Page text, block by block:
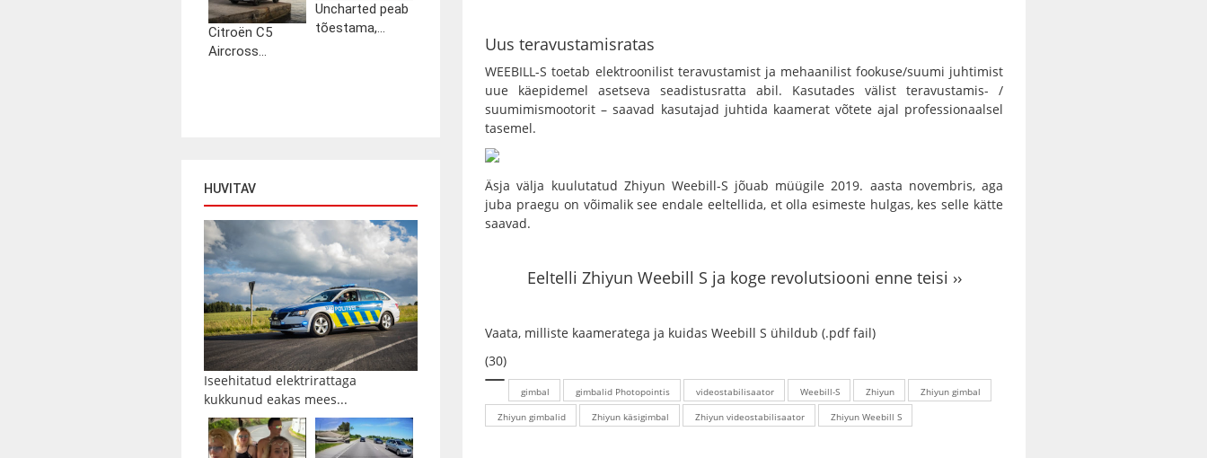
Citroën C5
Aircross...
Uncharted peab
tõestama,...
HUVITAV
Iseehitatud elektrirattaga
kukkunud eakas mees...
Uus teravustamisratas
WEEBILL-S toetab elektroonilist teravustamist ja mehaanilist fookuse/suumi juhtimist
uue käepidemel asetseva seadistusratta abil. Kasutades välist teravustamis- /
suumimismootorit – saavad kasutajad juhtida kaamerat võtete ajal professionaalsel
tasemel.
Äsja välja kuulutatud Zhiyun Weebill-S jõuab müügile 2019. aasta novembris, aga
juba praegu on võimalik see endale eeltellida, et olla esimeste hulgas, kes selle kätte
saavad.
Eeltelli Zhiyun Weebill S ja koge revolutsiooni enne teisi ››
Vaata, milliste kaameratega ja kuidas Weebill S ühildub (.pdf fail)
(30)
gimbal gimbalid Photopointis videostabilisaator Weebill-S Zhiyun
Zhiyun gimbal
Zhiyun gimbalid
Zhiyun käsigimbal Zhiyun videostabilisaator Zhiyun Weebill S